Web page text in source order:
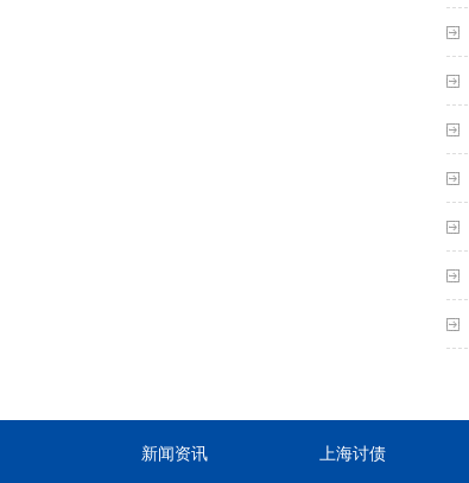
新闻资讯 上海讨债